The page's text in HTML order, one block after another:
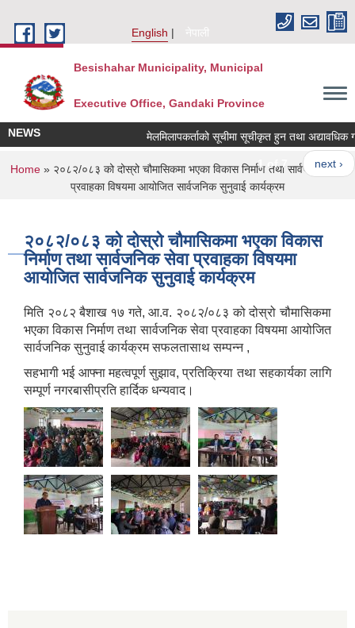
English
नेपाली
Besishahar Municipality, Municipal
Executive Office, Gandaki Province
NEWS मेलमिलापकर्ताको सूचीमा सूचीकृत हुन तथा अद्यावधिक गर्ने
1 of 7 next ›
You are here
Home» २०८२/०८३ को दोस्रो चौमासिकमा भएका विकास निर्माण तथा सार्वजनिक सेवा
प्रवाहका विषयमा आयोजित सार्वजनिक सुनुवाई कार्यक्रम
२०८२/०८३ को दोस्रो चौमासिकमा भएका विकास
निर्माण तथा सार्वजनिक सेवा प्रवाहका विषयमा
आयोजित सार्वजनिक सुनुवाई कार्यक्रम
मिति २०८२ बैशाख १७ गते, आ.व. २०८२/०८३ को दोस्रो चौमासिकमा
भएका विकास निर्माण तथा सार्वजनिक सेवा प्रवाहका विषयमा आयोजित
सार्वजनिक सुनुवाई कार्यक्रम सफलतासाथ सम्पन्न ,
सहभागी भई आफ्ना महत्वपूर्ण सुझाव, प्रतिक्रिया तथा सहकार्यका लागि
सम्पूर्ण नगरबासीप्रति हार्दिक धन्यवाद।